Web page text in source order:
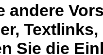
andere
Sie die